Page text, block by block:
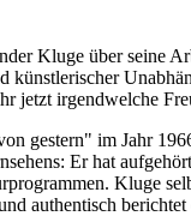
Kluge über seine
künstlerischer
jetzt irgendwelche
gestern" im Jahr
Er hat
Kluge
authentisch